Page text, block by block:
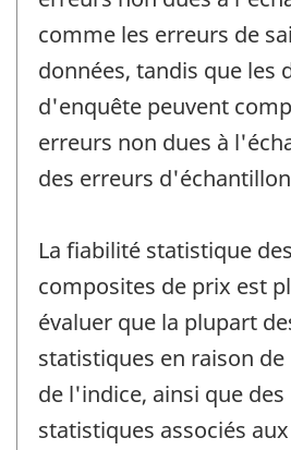
comme les erreurs de
données, tandis que les
d'enquête peuvent
erreurs non dues à
des erreurs
La fiabilité statistique
composites de prix est
évaluer que la plupart
statistiques en raison
de l'indice, ainsi que
statistiques associés